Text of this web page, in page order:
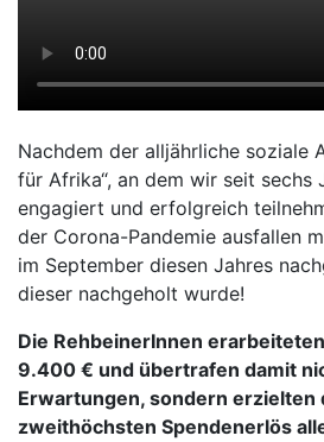
Nachdem der alljährliche soziale
für Afrika“, an dem wir seit sechs
engagiert und erfolgreich
der Corona-Pandemie ausfallen
im September diesen Jahres
dieser nachgeholt wurde!
Die RehbeinerInnen
9.400 € und übertrafen damit
Erwartungen, sondern erzielten
zweithöchsten Spendenerlös